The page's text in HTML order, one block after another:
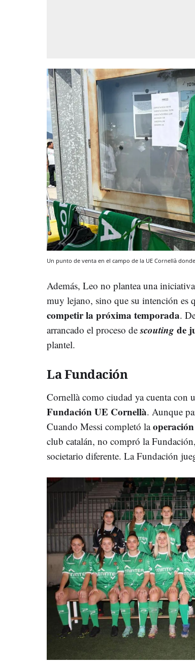
Un punto de venta en el campo de la UE Cornellà
Además, Leo no plantea una
muy lejano, sino que su intención es
competir la próxima temporada.
arrancado el proceso descouting de
plantel.
La Fundación
Cornellà como ciudad ya cuenta con
Fundación UE Cornellà. Aunque
Cuando Messi completó laoperación
club catalán, no compró la
societario diferente. La Fundación